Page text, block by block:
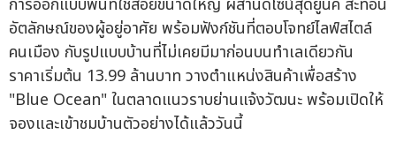
อัตลักษณ์ของผู้อยู่อาศัย พร้อมฟังก์ชันที่ตอบโจทย์ไลฟ์สไตล์
คนเมือง กับรูปแบบบ้านที่ไม่เคยมีมาก่อนบนทำเลเดียวกัน
ราคาเริ่มต้น 13.99 ล้านบาท วางตำแหน่งสินค้าเพื่อสร้าง
"Blue Ocean" ในตลาดแนวราบย่านแจ้งวัฒนะ พร้อมเปิดให้
จองและเข้าชมบ้านตัวอย่างได้แล้ววันนี้